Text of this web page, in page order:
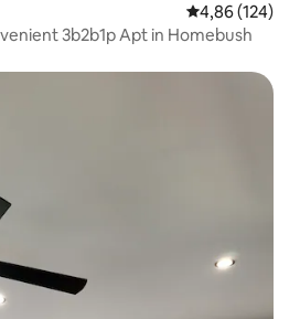
Średnia
4,86 (124)
3b2b1p Apt in Homebush